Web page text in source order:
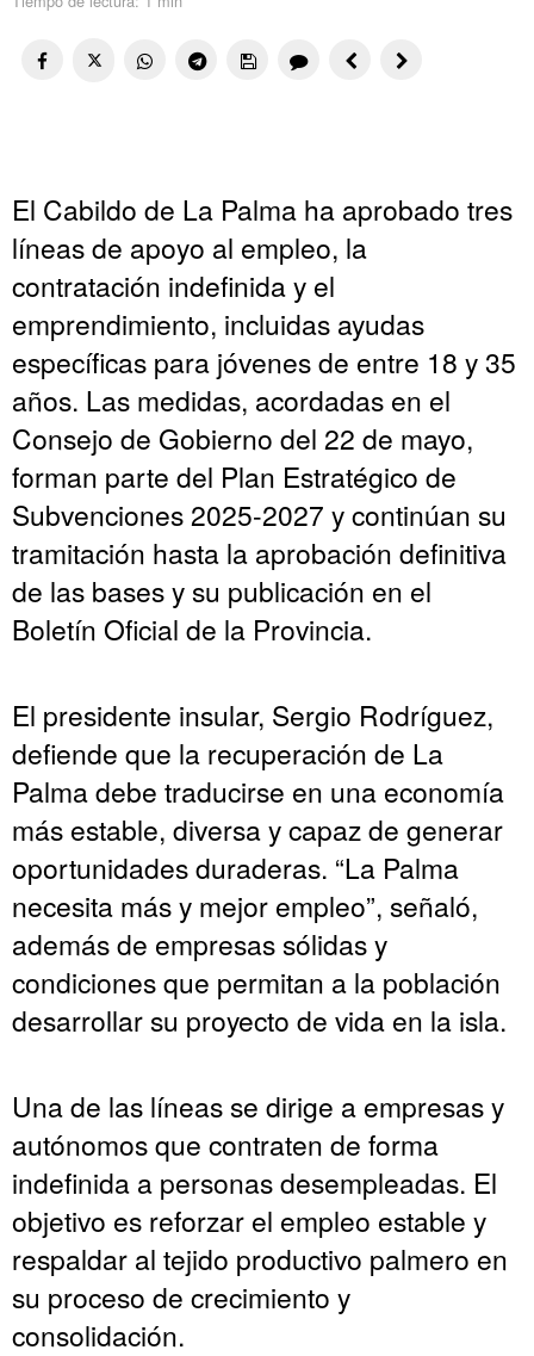
El Cabildo de La Palma ha aprobado tres
líneas de apoyo al empleo, la
contratación indefinida y el
emprendimiento, incluidas ayudas
específicas para jóvenes de entre 18 y 35
años. Las medidas, acordadas en el
Consejo de Gobierno del 22 de mayo,
forman parte del Plan Estratégico de
Subvenciones 2025-2027 y continúan su
tramitación hasta la aprobación definitiva
de las bases y su publicación en el
Boletín Oficial de la Provincia.
El presidente insular, Sergio Rodríguez,
defiende que la recuperación de La
Palma debe traducirse en una economía
más estable, diversa y capaz de generar
oportunidades duraderas. “La Palma
necesita más y mejor empleo”, señaló,
además de empresas sólidas y
condiciones que permitan a la población
desarrollar su proyecto de vida en la isla.
Una de las líneas se dirige a empresas y
autónomos que contraten de forma
indefinida a personas desempleadas. El
objetivo es reforzar el empleo estable y
respaldar al tejido productivo palmero en
su proceso de crecimiento y
consolidación.